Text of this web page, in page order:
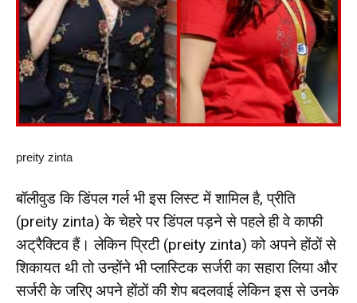
preity zinta
बॉलीवुड कि डिंपल गर्ल भी इस लिस्ट में शामिल है, प्रीति
(preity zinta) के चेहरे पर डिंपल पड़ने से पहले ही वे काफी
अट्रैक्टिव हैं। लेकिन प्रिटी (preity zinta) को अपने होंठों से
शिकायत थी तो उन्होंने भी प्लास्टिक सर्जरी का सहारा लिया और
सर्जरी के जरिए अपने होंठों की शेप बदलवाई लेकिन इस से उनके